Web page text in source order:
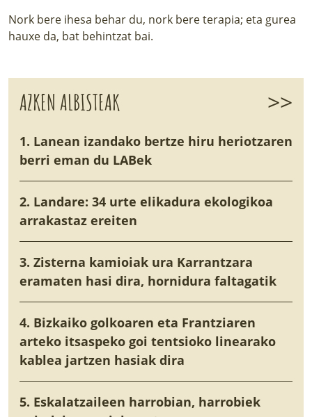
Nork bere ihesa behar du, nork bere terapia; eta gurea
hauxe da, bat behintzat bai.
AZKEN ALBISTEAK >>
1. Lanean izandako bertze hiru heriotzaren
berri eman du LABek
2. Landare: 34 urte elikadura ekologikoa
arrakastaz ereiten
3. Zisterna kamioiak ura Karrantzara
eramaten hasi dira, hornidura faltagatik
4. Bizkaiko golkoaren eta Frantziaren
arteko itsaspeko goi tentsioko linearako
kablea jartzen hasiak dira
5. Eskalatzaileen harrobian, harrobiek